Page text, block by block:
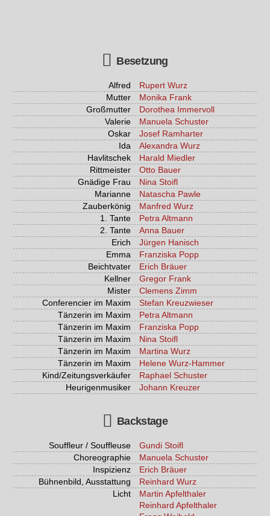
Besetzung
Alfred
Rupert Wurz
Mutter
Monika Frank
Großmutter
Dorothea Immervoll
Valerie
Manuela Schuster
Oskar
Josef Ramharter
Ida
Alexandra Wurz
Havlitschek
Harald Miedler
Rittmeister
Otto Bauer
Gnädige Frau
Nina Stoifl
Marianne
Natascha Pawle
Zauberkönig
Manfred Wurz
1. Tante
Petra Altmann
2. Tante
Anna Bauer
Erich
Jürgen Hanisch
Emma
Franziska Popp
Beichtvater
Erich Bräuer
Kellner
Gregor Frank
Mister
Clemens Zimm
Conferencier im Maxim
Stefan Kreuzwieser
Tänzerin im Maxim
Petra Altmann
Tänzerin im Maxim
Franziska Popp
Tänzerin im Maxim
Nina Stoifl
Tänzerin im Maxim
Martina Wurz
Tänzerin im Maxim
Helene Wurz-Hammer
Kind/Zeitungsverkäufer
Raphael Schuster
Heurigenmusiker
Johann Kreuzer
Backstage
Souffleur / Souffleuse
Gundi Stoifl
Choreographie
Manuela Schuster
Inspizienz
Erich Bräuer
Bühnenbild, Ausstattung
Reinhard Wurz
Licht
Martin Apfelthaler
Reinhard Apfelthaler